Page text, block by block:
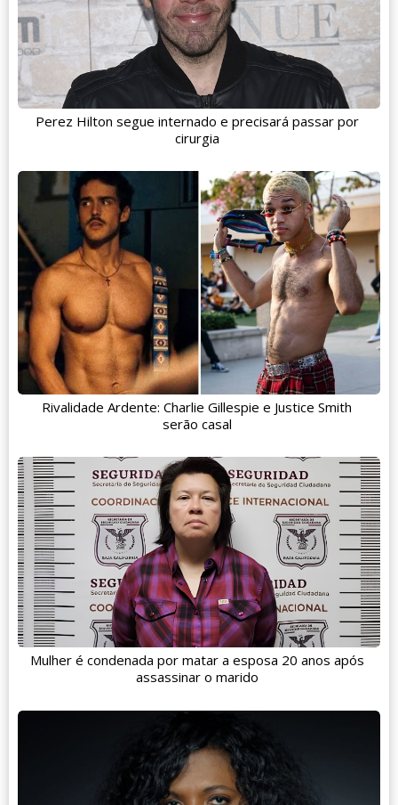
Perez Hilton segue internado e precisará passar por
cirurgia
Rivalidade Ardente: Charlie Gillespie e Justice Smith
serão casal
Mulher é condenada por matar a esposa 20 anos após
assassinar o marido